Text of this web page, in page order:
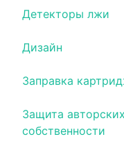
Детекторы лжи
Дизайн
Заправка
Защита
собственности